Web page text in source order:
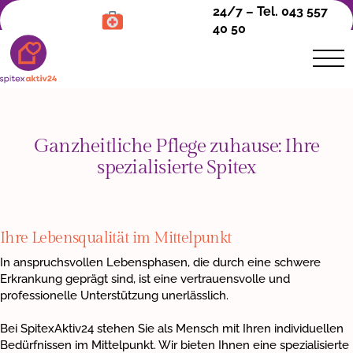
24/7 – Tel. 043 557
40 50
Pflege &
Grundpflege
Behandlungspflege
Pflege bei Demenz
Pflege bei weiteren Krankheitsbildern
Ganzheitliche Pflege zuhause: Ihre
spezialisierte Spitex
Ihre Lebensqualität im Mittelpunkt
In anspruchsvollen Lebensphasen, die durch eine schwere
Erkrankung geprägt sind, ist eine vertrauensvolle und
professionelle Unterstützung unerlässlich.
Bei SpitexAktiv24 stehen Sie als Mensch mit Ihren individuellen
Bedürfnissen im Mittelpunkt. Wir bieten Ihnen eine spezialisierte